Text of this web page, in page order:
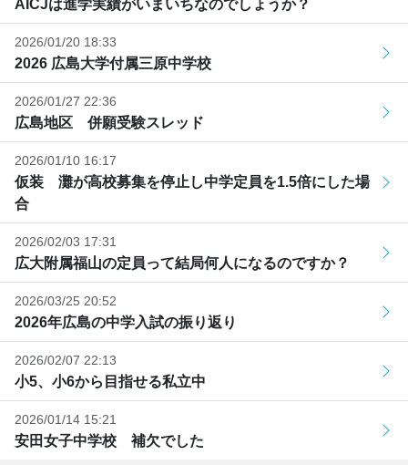
AICJは進学実績がいまいちなのでしょうか？
2026/01/20 18:33
2026 広島大学付属三原中学校
2026/01/27 22:36
広島地区 併願受験スレッド
2026/01/10 16:17
仮装 灘が高校募集を停止し中学定員を1.5倍にした場
合
2026/02/03 17:31
広大附属福山の定員って結局何人になるのですか？
2026/03/25 20:52
2026年広島の中学入試の振り返り
2026/02/07 22:13
小5、小6から目指せる私立中
2026/01/14 15:21
安田女子中学校 補欠でした